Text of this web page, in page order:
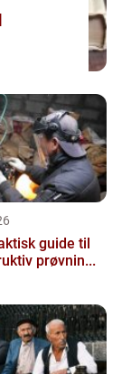
prøvnin...